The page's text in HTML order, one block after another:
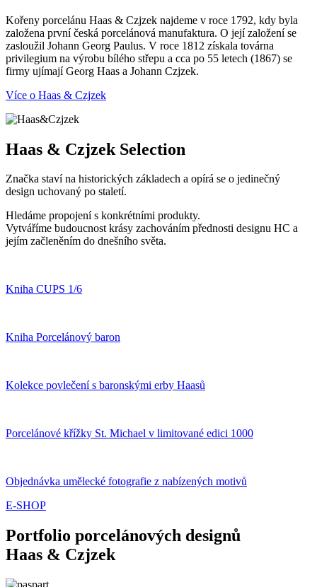
Kořeny porcelánu Haas & Czjzek najdeme v roce 1792, kdy byla
založena první česká porcelánová manufaktura. O její založení se
zasloužil Johann Georg Paulus. V roce 1812 získala továrna
privilegium na výrobu bílého střepu a cca po 55 letech (1867) se
firmy ujímají Georg Haas a Johann Czjzek.
Více o Haas & Czjzek
Haas & Czjzek Selection
Značka staví na historických základech a opírá se o jedinečný
design uchovaný po staletí.
Hledáme propojení s konkrétními produkty.
Vytváříme budoucnost krásy zachováním přednosti designu HC a
jejím začleněním do dnešního světa.
Kniha CUPS 1/6
Kniha Porcelánový baron
Kolekce povlečení s baronskými erby Haasů
Porcelánové křížky St. Michael v limitované edici 1000
Objednávka umělecké fotografie z nabízených motivů
E-SHOP
Portfolio porcelánových designů
Haas & Czjzek